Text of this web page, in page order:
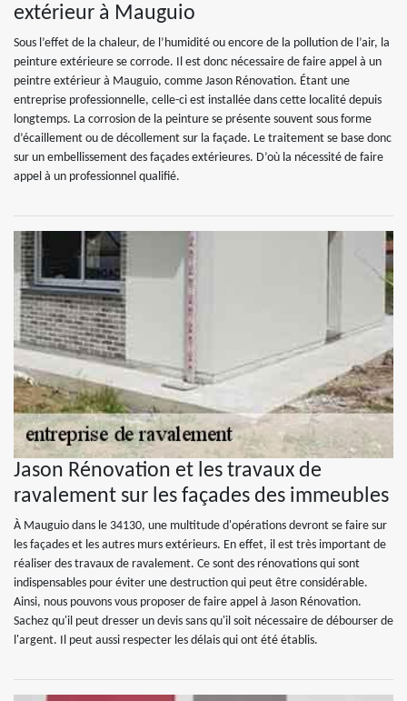
extérieur à Mauguio
Sous l’effet de la chaleur, de l’humidité ou encore de la pollution de l’air, la
peinture extérieure se corrode. Il est donc nécessaire de faire appel à un
peintre extérieur à Mauguio, comme Jason Rénovation. Étant une
entreprise professionnelle, celle-ci est installée dans cette localité depuis
longtemps. La corrosion de la peinture se présente souvent sous forme
d’écaillement ou de décollement sur la façade. Le traitement se base donc
sur un embellissement des façades extérieures. D’où la nécessité de faire
appel à un professionnel qualifié.
Jason Rénovation et les travaux de
ravalement sur les façades des immeubles
À Mauguio dans le 34130, une multitude d'opérations devront se faire sur
les façades et les autres murs extérieurs. En effet, il est très important de
réaliser des travaux de ravalement. Ce sont des rénovations qui sont
indispensables pour éviter une destruction qui peut être considérable.
Ainsi, nous pouvons vous proposer de faire appel à Jason Rénovation.
Sachez qu'il peut dresser un devis sans qu'il soit nécessaire de débourser de
l'argent. Il peut aussi respecter les délais qui ont été établis.